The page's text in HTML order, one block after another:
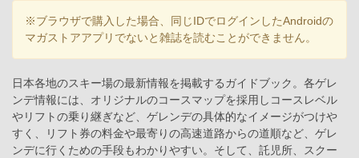
※ブラウザで購入した場合、同じIDでログインしたAndroidの
マガストアアプリでないと雑誌を読むことができません。
日本各地のスキー場の最新情報を掲載するガイドブック。各ゲレ
ンデ情報には、オリジナルのコースマップを採用しコースレベル
やリフトの乗り継ぎなど、ゲレンデの具体的なイメージがつけや
すく、リフト券の料金や最寄りの高速道路からの道順など、ゲレ
ンデに行くための手段もわかりやすい。そして、託児所、スクー